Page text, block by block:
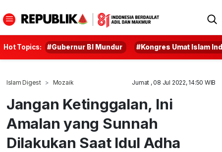
Hot Topics: #Gubernur BI Mundur #Kongres Umat Islam
Islam Digest Mozaik Jumat , 08 Jul 2022, 14:50 WIB
Jangan Ketinggalan, Ini
Amalan yang Sunnah
Dilakukan Saat Idul Adha